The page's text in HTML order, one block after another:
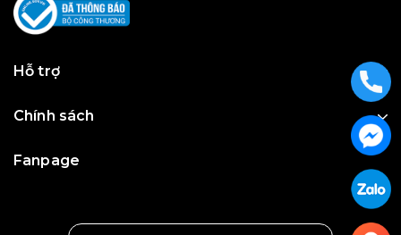
Hỗ trợ
Chính sách
Fanpage